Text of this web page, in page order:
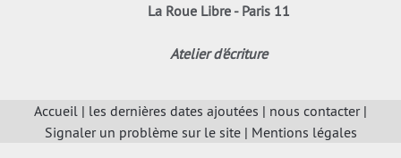
La Roue Libre - Paris 11
Atelier d'écriture
Accueil | les dernières dates ajoutées | nous contacter|
Signaler un problème sur le site| Mentions légales